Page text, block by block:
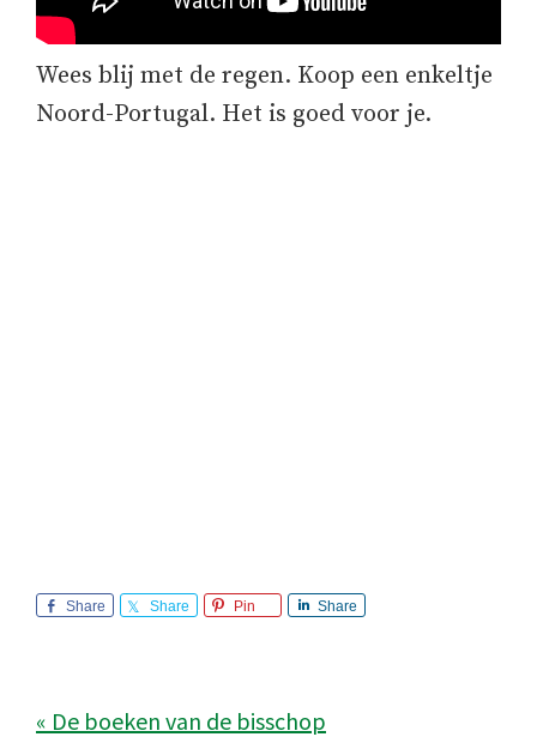
Wees blij met de regen. Koop een enkeltje
Noord-Portugal. Het is goed voor je.
Share Share Pin Share
« De boeken van de bisschop